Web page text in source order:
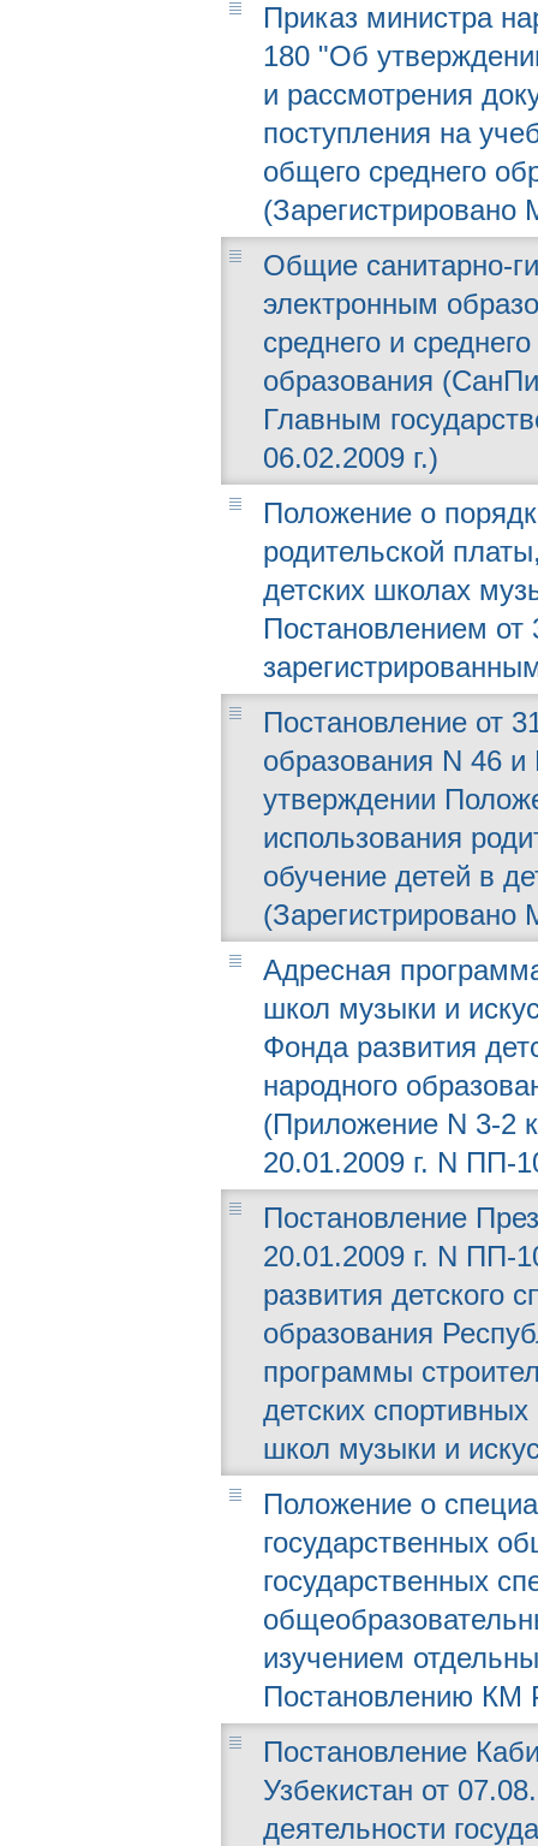
Приказ министра
180 "Об
и рассмотрения
поступления на
общего среднего
Общие санитарно-
электронным
среднего и
образования
Главным
06.02.2009 г.)
Положение о
родительской
детских школах
Постановлением
Постановление от
образования N 46
утверждении
использования
обучение детей в
Адресная
школ музыки и
Фонда развития
народного
(Приложение N 3-2
20.01.2009 г. N ПП-
Постановление
20.01.2009 г. N ПП-
развития детского
образования
программы
детских
школ музыки и
Положение о
государственных
государственных
изучением
Постановлению КМ
Постановление
Узбекистан от
деятельности